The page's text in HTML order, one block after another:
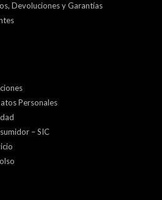
Devoluciones y Garantías
Personales
– SIC